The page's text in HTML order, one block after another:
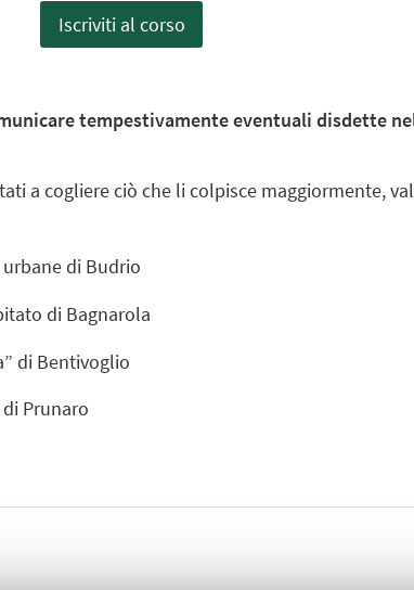
Iscriviti al corso
tempestivamente eventuali disdette
a cogliere ciò che li colpisce maggiormente,
urbane di Budrio
di Bagnarola
di Bentivoglio
Prunaro